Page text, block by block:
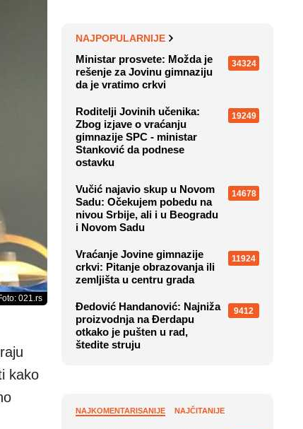
021.rs
kako
NAJPOPULARNIJE
Ministar prosvete: Možda je
rešenje za Jovinu gimnaziju
da je vratimo crkvi
34324
Roditelji Jovinih učenika:
Zbog izjave o vraćanju
gimnazije SPC - ministar
Stanković da podnese
ostavku
19249
Vučić najavio skup u Novom
Sadu: Očekujem pobedu na
nivou Srbije, ali i u Beogradu
i Novom Sadu
14678
Vraćanje Jovine gimnazije
crkvi: Pitanje obrazovanja ili
zemljišta u centru grada
11924
Đedović Handanović: Najniža
proizvodnja na Đerdapu
otkako je pušten u rad,
štedite struju
9412
NAJKOMENTARISANIJE NAJČITANIJE